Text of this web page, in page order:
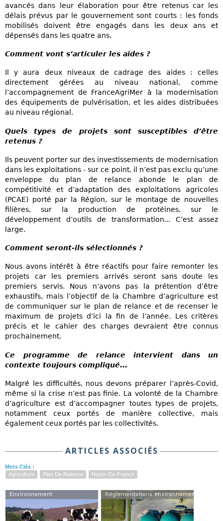
avancés dans leur élaboration pour être retenus car les
délais prévus par le gouvernement sont courts : les fonds
mobilisés doivent être engagés dans les deux ans et
dépensés dans les quatre ans.
Comment vont s’articuler les aides ?
Il y aura deux niveaux de cadrage des aides : celles
directement gérées au niveau national, comme
l’accompagnement de FranceAgriMer à la modernisation
des équipements de pulvérisation, et les aides distribuées
au niveau régional.
Quels types de projets sont susceptibles d’être
retenus ?
Ils peuvent porter sur des investissements de modernisation
dans les exploitations - sur ce point, il n’est pas exclu qu’une
enveloppe du plan de relance abonde le plan de
compétitivité et d’adaptation des exploitations agricoles
(PCAE) porté par la Région, sur le montage de nouvelles
filières, sur la production de protéines, sur le
développement d’outils de transformation... C’est assez
large.
Comment seront-ils sélectionnés ?
Nous avons intérêt à être réactifs pour faire remonter les
projets car les premiers arrivés seront sans doute les
premiers servis. Nous n’avons pas la prétention d’être
exhaustifs, mais l’objectif de la Chambre d’agriculture est
de communiquer sur le plan de relance et de recenser le
maximum de projets d’ici la fin de l’année. Les critères
précis et le cahier des charges devraient être connus
prochainement.
Ce programme de relance intervient dans un
contexte toujours compliqué...
Malgré les difficultés, nous devons préparer l’après-Covid,
même si la crise n’est pas finie. La volonté de la Chambre
d’agriculture est d’accompagner toutes types de projets,
notamment ceux portés de manière collective, mais
également ceux portés par les collectivités.
ARTICLES ASSOCIÉS
Mots Clés :
Agriculture
Plan De Relance Hauts-De-France
Environnement Réglementations environnementales